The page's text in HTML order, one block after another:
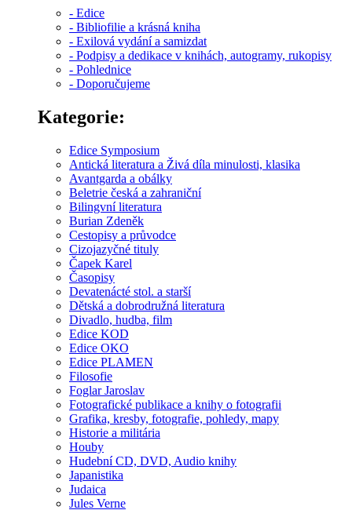
- Edice
- Bibliofilie a krásná kniha
- Exilová vydání a samizdat
- Podpisy a dedikace v knihách, autogramy, rukopisy
- Pohlednice
- Doporučujeme
Kategorie:
Edice Symposium
Antická literatura a Živá díla minulosti, klasika
Avantgarda a obálky
Beletrie česká a zahraniční
Bilingvní literatura
Burian Zdeněk
Cestopisy a průvodce
Cizojazyčné tituly
Čapek Karel
Časopisy
Devatenácté stol. a starší
Dětská a dobrodružná literatura
Divadlo, hudba, film
Edice KOD
Edice OKO
Edice PLAMEN
Filosofie
Foglar Jaroslav
Fotografické publikace a knihy o fotografii
Grafika, kresby, fotografie, pohledy, mapy
Historie a militária
Houby
Hudební CD, DVD, Audio knihy
Japanistika
Judaica
Jules Verne